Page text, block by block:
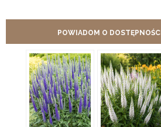
POWIADOM O DOSTĘPNOŚCI